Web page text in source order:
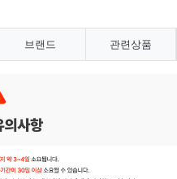
브랜드 관련상품